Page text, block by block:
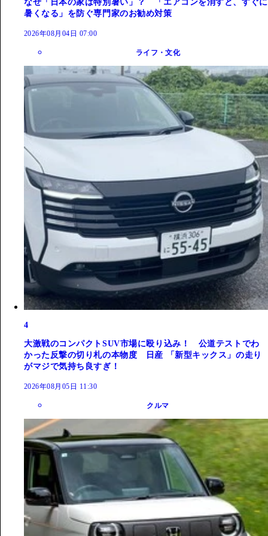
なぜ「日本の家は特別暑い」？ 「エアコンを消すと、すぐに
暑くなる」を防ぐ専門家のお勧め対策
2026年08月04日 07:00
ライフ・文化
4
大激戦のコンパクトSUV市場に殴り込み！ 公道テストでわ
かった反撃の切り札の本物度 日産 「新型キックス」の走り
がマジで気持ち良すぎ！
2026年08月05日 11:30
クルマ